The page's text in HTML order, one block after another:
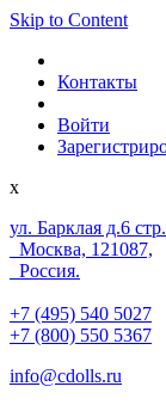
Skip to Content
Контакты
Войти
x
ул. Барклая д.6
Москва, 121087,
Россия.
+7 (495) 540 5027
+7 (800) 550 5367
info@cdolls.ru